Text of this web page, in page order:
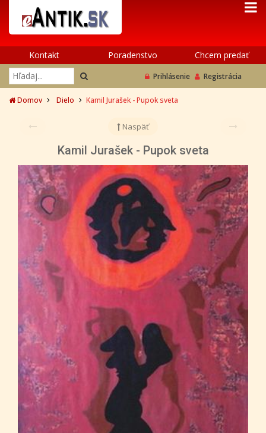
Kontakt Poradenstvo Chcem predať
Prihlásenie Registrácia
Domov Dielo Kamil Jurašek - Pupok sveta
Naspäť
Kamil Jurašek - Pupok sveta